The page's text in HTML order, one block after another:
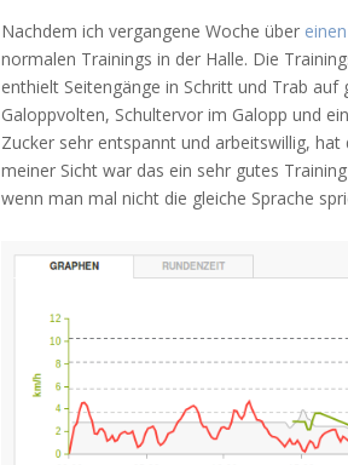
Nachdem ich vergangene Woche über
normalen Trainings in der Halle. Die
enthielt Seitengänge in Schritt und Trab
Galoppvolten, Schultervor im Galopp und
Zucker sehr entspannt und arbeitswillig,
meiner Sicht war das ein sehr gutes
wenn man mal nicht die gleiche Sprache